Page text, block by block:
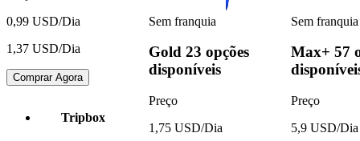
0,99 USD/Dia
1,37 USD/Dia
Comprar Agora
Tripbox
Sem franquia
Gold 23 opções
disponíveis
Preço
1,75 USD/Dia
Sem franquia
Max+ 57
Preço
5,9 USD/Dia